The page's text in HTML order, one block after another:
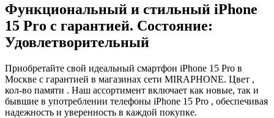
Функциональный и стильный iPhone
15 Pro с гарантией. Состояние:
Удовлетворительный
Приобретайте свой идеальный смартфон iPhone 15 Pro в
Москве с гарантией в магазинах сети MIRAPHONE. Цвет ,
кол-во памяти . Наш ассортимент включает как новые, так и
бывшие в употреблении телефоны iPhone 15 Pro , обеспечивая
надежность и уверенность в каждой покупке.